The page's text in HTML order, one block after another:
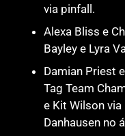
via pinfall.
Alexa Bliss e
Bayley e Lyra
Damian Priest
Tag Team
e Kit Wilson
Danhausen no